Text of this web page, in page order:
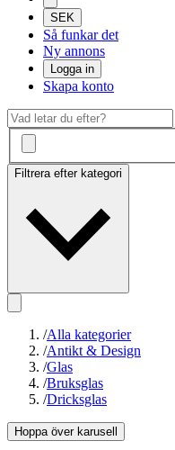
SEK
Så funkar det
Ny annons
Logga in
Skapa konto
Filtrera efter kategori
/Alla kategorier
/Antikt & Design
/Glas
/Bruksglas
/Dricksglas
Hoppa över karusell